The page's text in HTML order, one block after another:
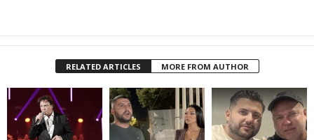
RELATED ARTICLES MORE FROM AUTHOR